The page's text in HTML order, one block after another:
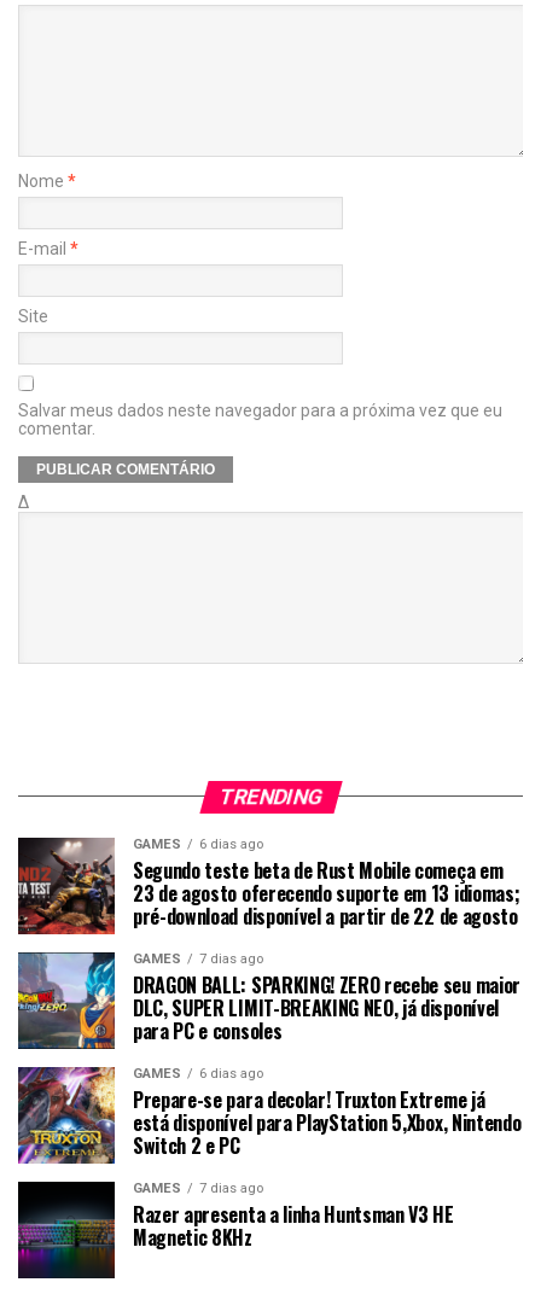
Nome *
E-mail *
Site
Salvar meus dados neste navegador para a próxima vez que eu
comentar.
Δ
TRENDING
GAMES 6 dias ago
Segundo teste beta de Rust Mobile começa em
23 de agosto oferecendo suporte em 13 idiomas;
pré-download disponível a partir de 22 de agosto
GAMES 7 dias ago
DRAGON BALL: SPARKING! ZERO recebe seu maior
DLC, SUPER LIMIT-BREAKING NEO, já disponível
para PC e consoles
GAMES 6 dias ago
Prepare-se para decolar! Truxton Extreme já
está disponível para PlayStation 5,Xbox, Nintendo
Switch 2 e PC
GAMES 7 dias ago
Razer apresenta a linha Huntsman V3 HE
Magnetic 8KHz